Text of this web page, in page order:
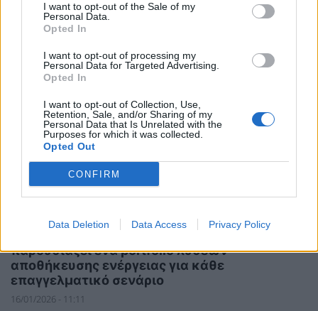
I want to opt-out of the Sale of my
Personal Data.
Opted In
I want to opt-out of processing my
Personal Data for Targeted Advertising.
Opted In
I want to opt-out of Collection, Use,
Retention, Sale, and/or Sharing of my
Personal Data that Is Unrelated with the
Purposes for which it was collected.
Opted Out
CONFIRM
Data Deletion Data Access Privacy Policy
09/03/2026 - 12:31
παρουσιάζει ένα portfolio λύσεων
αποθήκευσης ενέργειας για κάθε
επαγγελματικό σενάριο
16/01/2026 - 11:11